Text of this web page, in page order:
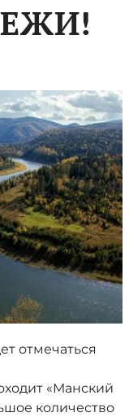
отмечаться
«Манский
количество